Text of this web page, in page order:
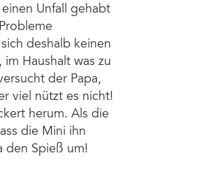
Unfall gehabt
deshalb keinen
Haushalt was zu
der Papa,
viel nützt es nicht!
herum. Als die
die Mini ihn
den Spieß um!